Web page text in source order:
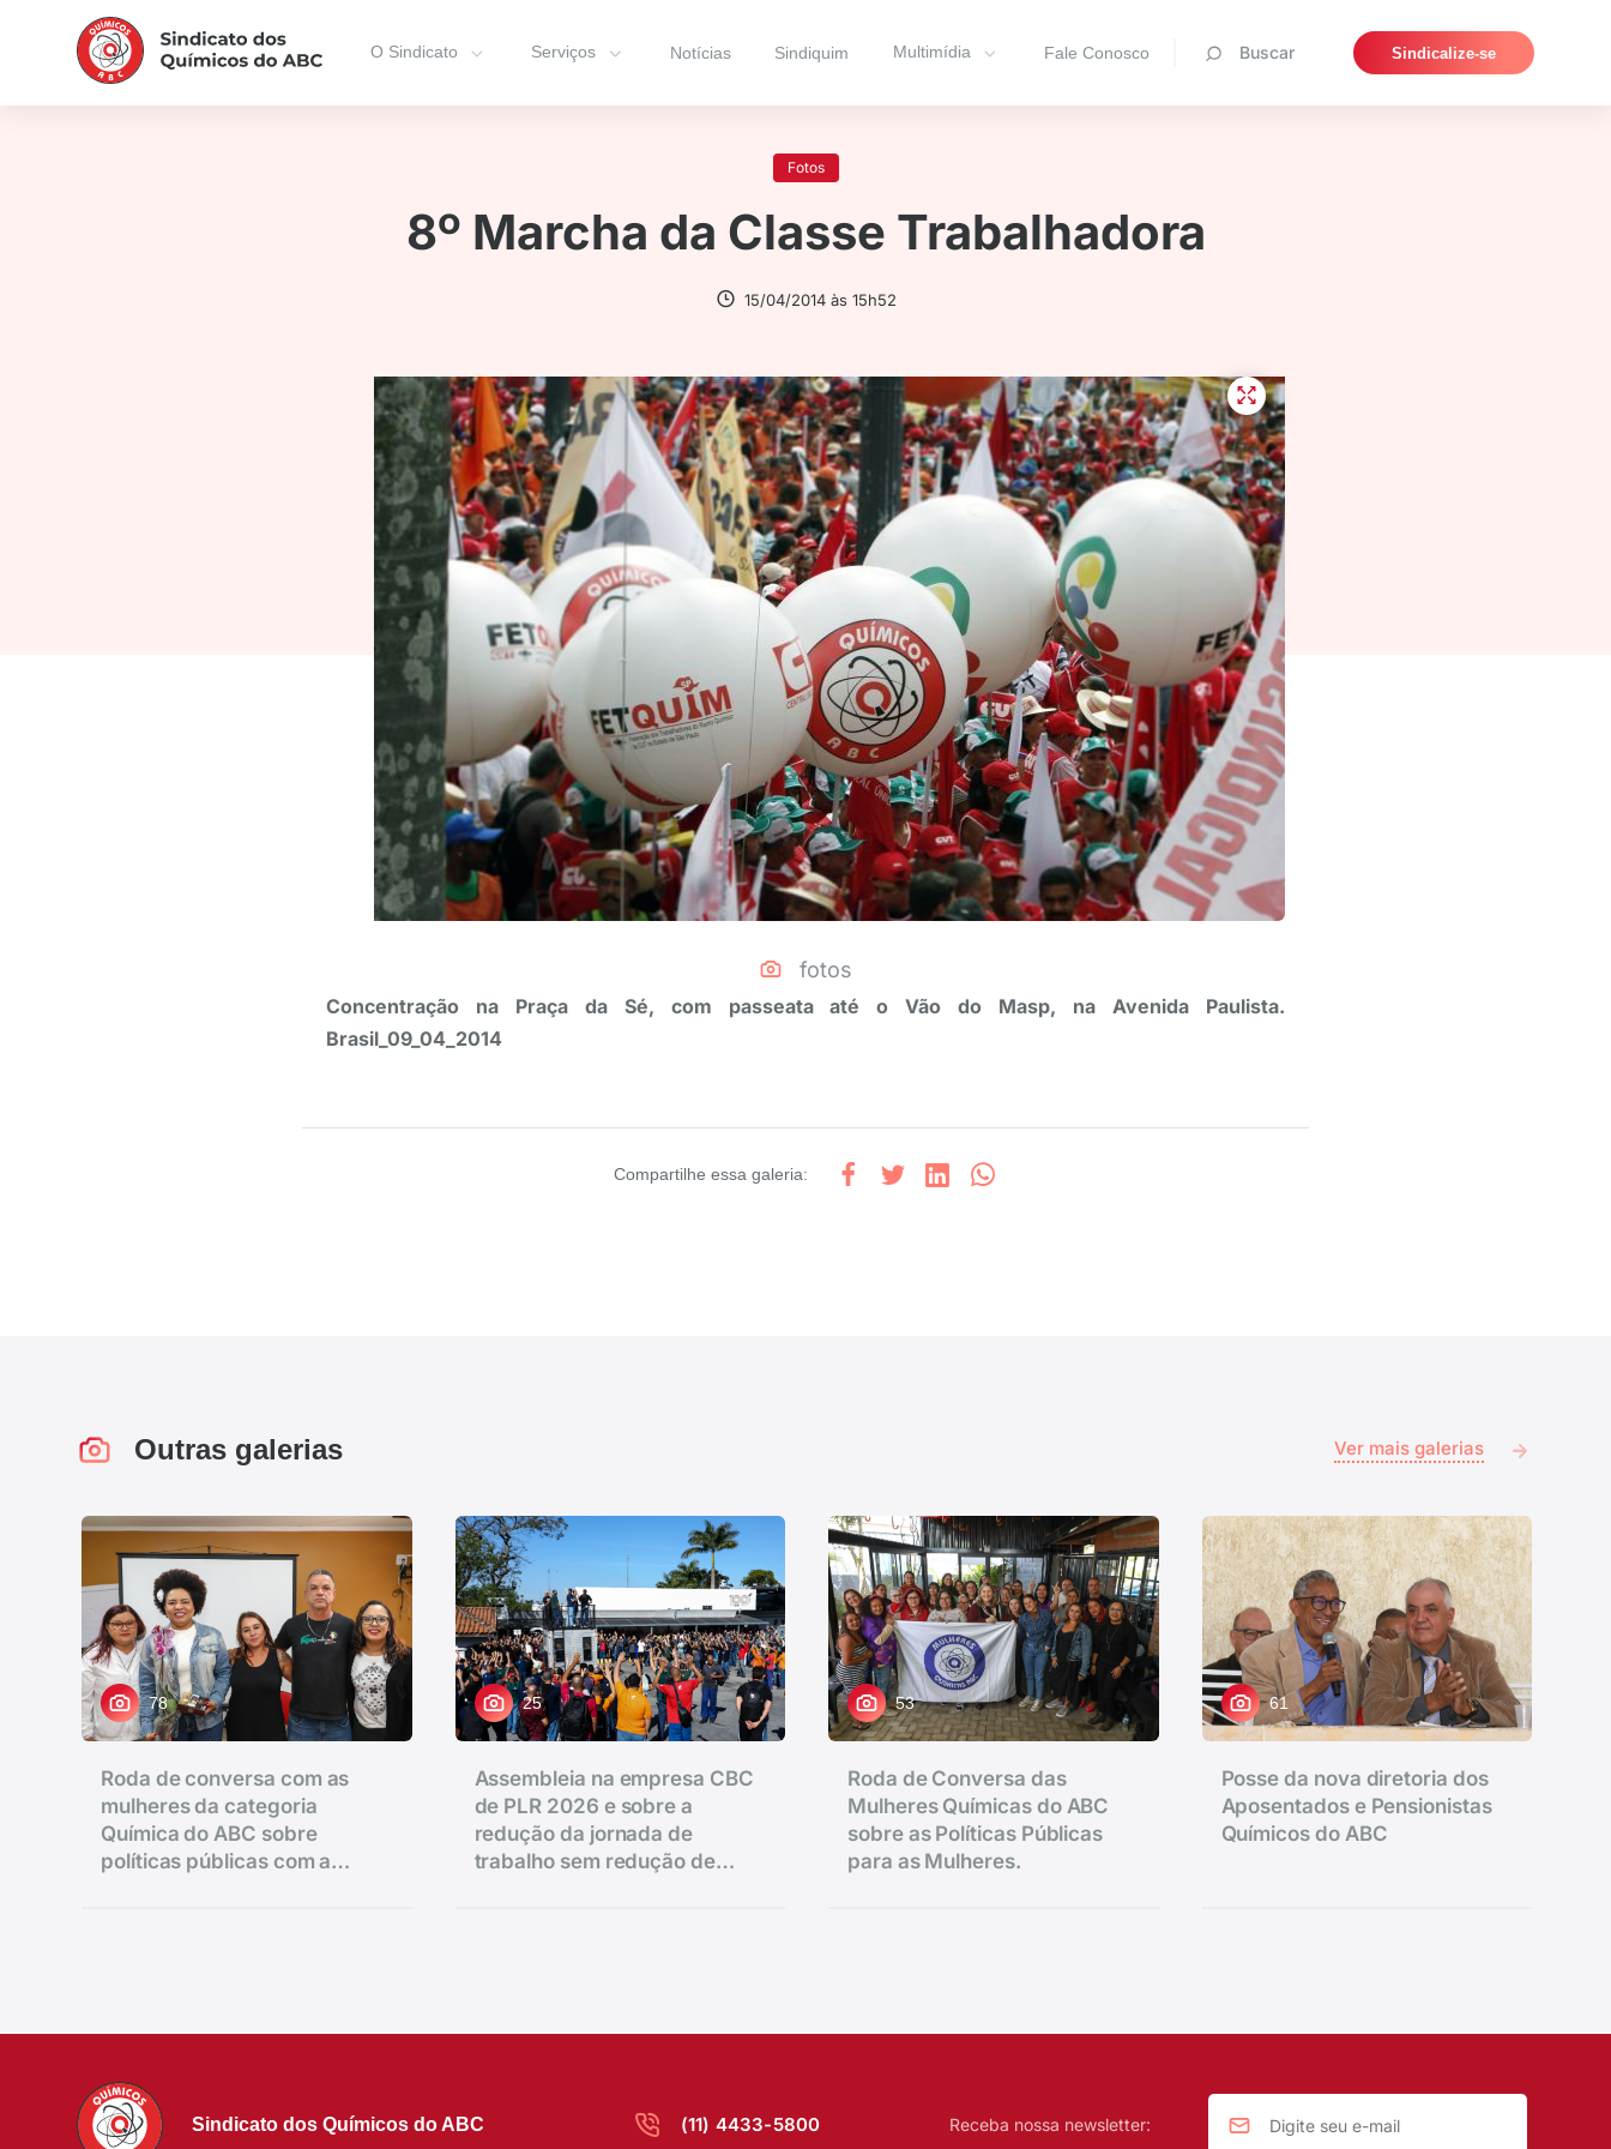
O Sindicato Serviços Notícias Sindiquim Multimídia Fale Conosco Buscar Sindicalize-se
Pesquisar
Fotos
8º Marcha da Classe Trabalhadora
15/04/2014 às 15h52
fotos
Concentração na Praça da Sé, com passeata até o Vão do Masp, na Avenida Paulista.
Brasil_09_04_2014
Compartilhe essa galeria:
Outras galerias Ver mais galerias
78
Roda de conversa com as
mulheres da categoria
Química do ABC sobre
políticas públicas com a
25
Assembleia na empresa CBC
de PLR 2026 e sobre a
redução da jornada de
trabalho sem redução de
53
Roda de Conversa das
Mulheres Químicas do ABC
sobre as Políticas Públicas
para as Mulheres.
61
Posse da nova diretoria dos
Aposentados e Pensionistas
Químicos do ABC
Sindicato dos Químicos do ABC (11) 4433-5800 Receba nossa newsletter: